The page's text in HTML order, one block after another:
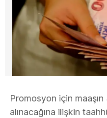
Promosyon için
alınacağına ilişkin